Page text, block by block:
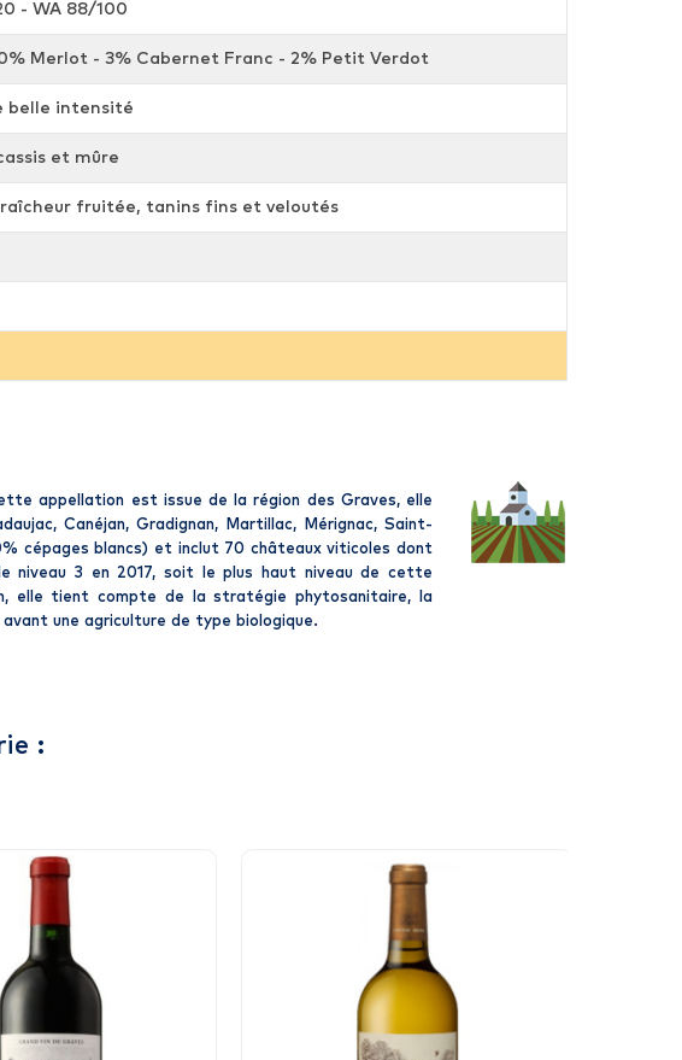
- WA 88/100
Merlot - 3% Cabernet Franc - 2% Petit Verdot
belle intensité
et mûre
fruitée, tanins fins et veloutés
appellation est issue de la région des Graves, elle
Canéjan, Gradignan, Martillac, Mérignac, Saint-
cépages blancs) et inclut 70 châteaux viticoles dont
niveau 3 en 2017, soit le plus haut niveau de cette
elle tient compte de la stratégie phytosanitaire, la
une agriculture de type biologique.
: